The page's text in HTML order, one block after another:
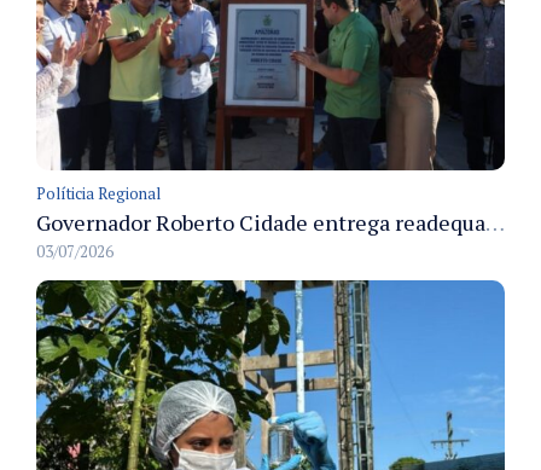
Políticia Regional
Governador Roberto Cidade entrega readequação do ambulatório da FCecon e amplia capacidade de atendimento oncológico em Manaus
03/07/2026